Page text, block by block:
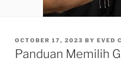
POSTED
ON
OCTOBER 17, 2023 BY EVED
Panduan Memilih